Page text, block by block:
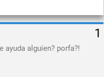
ayuda alguien? porfa?!